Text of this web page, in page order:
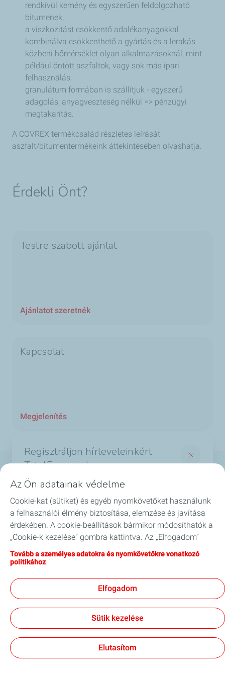
Regisztráljon hírleveleinkért
TotalEnergies!
És értesüljön a legérdekesebb hírekről a
TotalEnergies világából
*Required fields
I agree to receive commercial information by
Legal mentions
Subscribe
rendkívül kemény és egyszerűen feldolgozható
bitumenek,
a viszkozitást csökkentő adalékanyagokkal
kombinálva csökkenthető a gyártás és a lerakás
közbeni hőmérséklet olyan alkalmazásoknál, mint
például öntött aszfaltok, vagy sok más ipari
felhasználás,
granulátum formában is szállítjuk - egyszerű
adagolás, anyagveszteség nélkül => pénzügyi
megtakarítás.
A COVREX termékcsalád részletes leírását
aszfalt/bitumentermékeink áttekintésében olvashatja.
Érdekli Önt?
Testre szabott ajánlat
Ajánlatot szeretnék
Kapcsolat
Megjelenítés
Termékek
Szolgáltatások
Biztonság
GYIK
Adatvédelmi és süti (Cookie) szabályzat
Az Ön adatainak védelme
Cookie-kat (sütiket) és egyéb nyomkövetőket használunk
a felhasználói élmény biztosítása, elemzése és javítása
érdekében. A cookie-beállítások bármikor módosíthatók a
„Cookie-k kezelése” gombra kattintva. Az „Elfogadom”
gombra kattintva hozzájárul valamennyi cookie
tárolásához. Amennyiben az „Elutasítom” gombra kattint,
technikai cookie-kat használjuk. További információkért
látogasson el a „Személyes adatokra és nyomkövetőkre
vonatkozó politika” oldalra.
Tovább a személyes adatokra és nyomkövetőkre vonatkozó
politikához
Elfogadom
Sütik kezelése
Elutasítom